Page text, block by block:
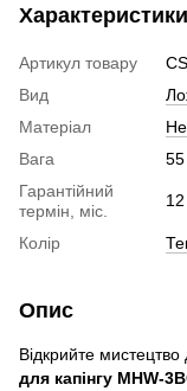
Характеристики
Артикул товару
Вид
Матеріал
Вага
55
Гарантійний
термін, міс.
12
Колір
Опис
Відкрийте мистецтво
для капінгу MHW-